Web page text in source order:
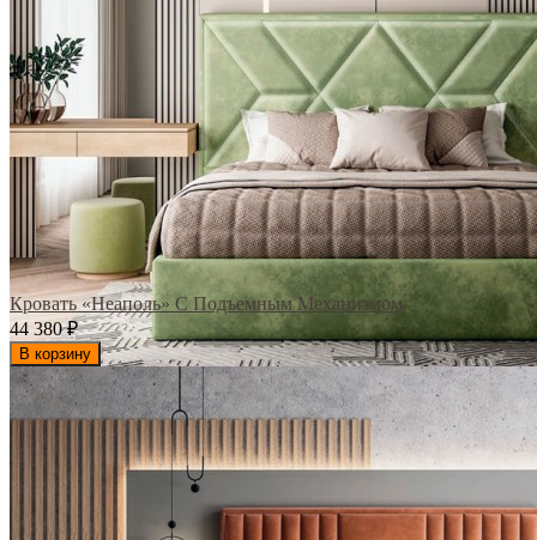
Кровать «Неаполь» С Подъемным Механизмом
44 380₽
В корзину